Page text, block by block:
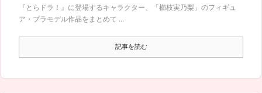
『とらドラ！』に登場するキャラクター、「櫛枝実乃梨」のフィギュ
ア・プラモデル作品をまとめて ...
記事を読む